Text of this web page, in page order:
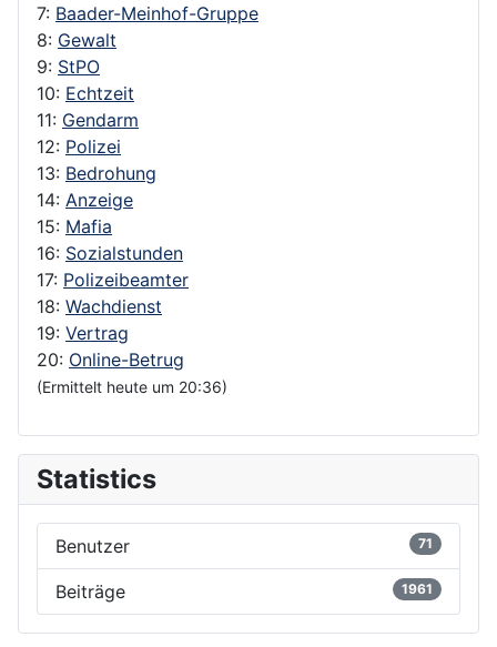
7: Baader-Meinhof-Gruppe
8: Gewalt
9: StPO
10: Echtzeit
11: Gendarm
12: Polizei
13: Bedrohung
14: Anzeige
15: Mafia
16: Sozialstunden
17: Polizeibeamter
18: Wachdienst
19: Vertrag
20: Online-Betrug
(Ermittelt heute um 20:36)
Statistics
Benutzer 71
Beiträge 1961